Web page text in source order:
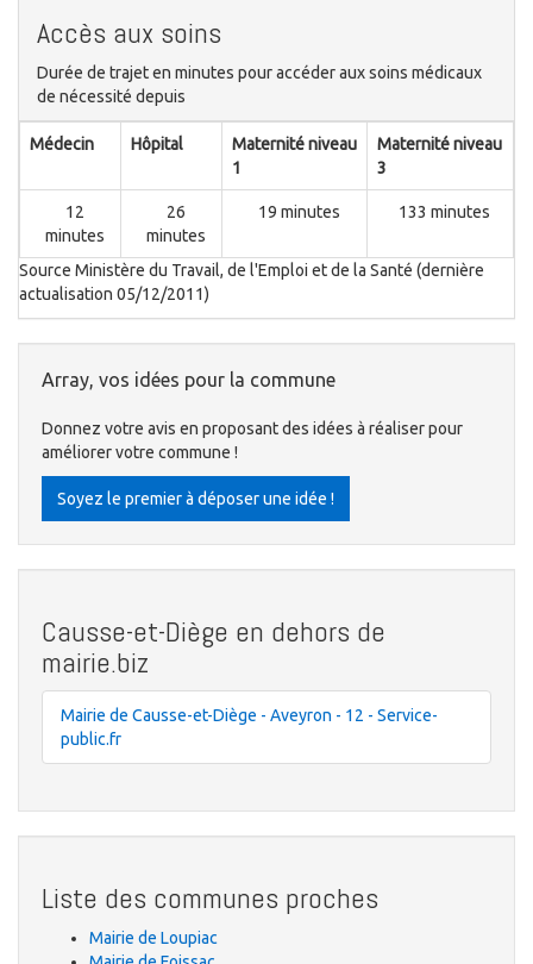
Accès aux soins
Durée de trajet en minutes pour accéder aux soins médicaux
de nécessité depuis
Médecin Hôpital
Maternité niveau
1
Maternité niveau
3
12
minutes
26
minutes
19 minutes 133 minutes
Source Ministère du Travail, de l'Emploi et de la Santé (dernière
actualisation 05/12/2011)
Array, vos idées pour la commune
Donnez votre avis en proposant des idées à réaliser pour
améliorer votre commune !
Soyez le premier à déposer une idée !
Causse-et-Diège en dehors de
mairie.biz
Mairie de Causse-et-Diège - Aveyron - 12 - Service-
public.fr
Liste des communes proches
Mairie de Loupiac